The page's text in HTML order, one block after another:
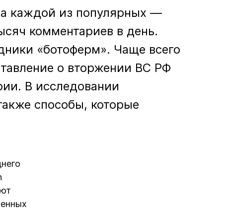
каждой из популярных —
комментариев в день.
«ботоферм». Чаще всего
о вторжении ВС РФ
В исследовании
способы, которые